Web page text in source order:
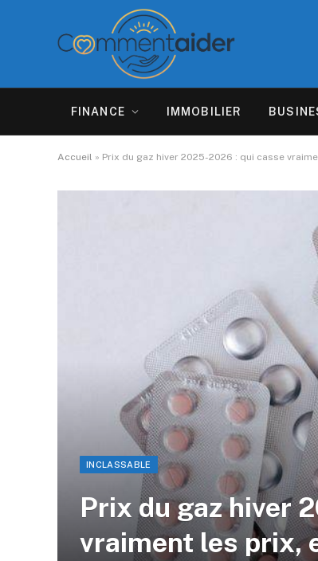
FINANCE IMMOBILIER
Accueil » Prix du gaz hiver 2025-2026 : qui casse
INCLASSABLE
Prix du gaz hiver
vraiment les prix,